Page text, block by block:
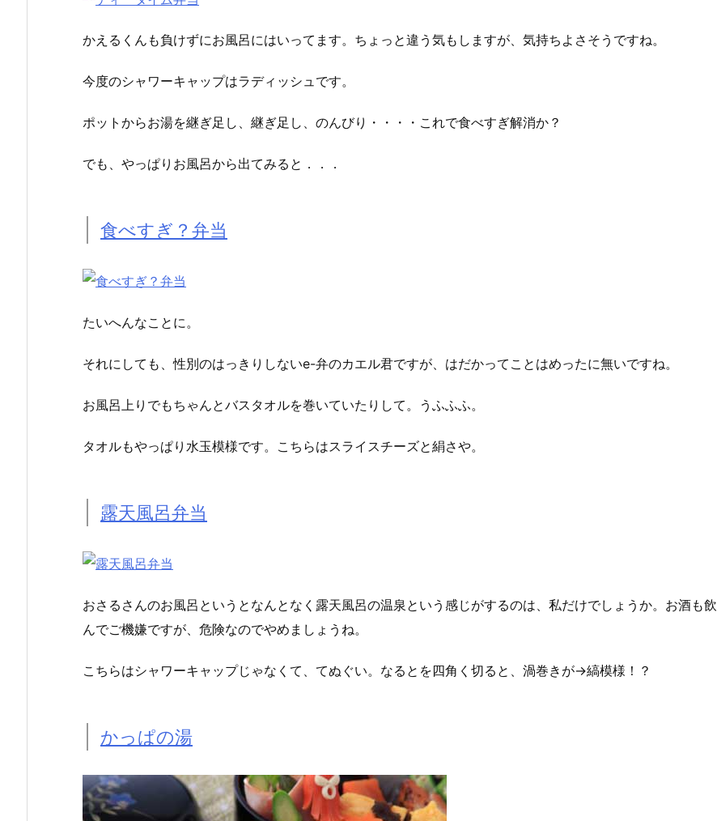
かえるくんも負けずにお風呂にはいってます。ちょっと違う気もしますが、気持ちよさそうですね。
今度のシャワーキャップはラディッシュです。
ポットからお湯を継ぎ足し、継ぎ足し、のんびり・・・・これで食べすぎ解消か？
でも、やっぱりお風呂から出てみると．．．
食べすぎ？弁当
たいへんなことに。
それにしても、性別のはっきりしないe-弁のカエル君ですが、はだかってことはめったに無いですね。
お風呂上りでもちゃんとバスタオルを巻いていたりして。うふふふ。
タオルもやっぱり水玉模様です。こちらはスライスチーズと絹さや。
露天風呂弁当
おさるさんのお風呂というとなんとなく露天風呂の温泉という感じがするのは、私だけでしょうか。お酒も飲
んでご機嫌ですが、危険なのでやめましょうね。
こちらはシャワーキャップじゃなくて、てぬぐい。なるとを四角く切ると、渦巻きが→縞模様！？
かっぱの湯